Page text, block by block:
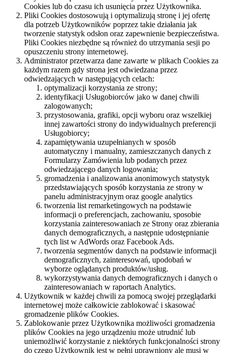
Cookies lub do czasu ich usunięcia przez Użytkownika.
Pliki Cookies dostosowują i optymalizują stronę i jej ofertę
dla potrzeb Użytkowników poprzez takie działania jak
tworzenie statystyk odsłon oraz zapewnienie bezpieczeństwa.
Pliki Cookies niezbędne są również do utrzymania sesji po
opuszczeniu strony internetowej.
Administrator przetwarza dane zawarte w plikach Cookies za
każdym razem gdy strona jest odwiedzana przez
odwiedzających w następujących celach:
optymalizacji korzystania ze strony;
identyfikacji Usługobiorców jako w danej chwili
zalogowanych;
przystosowania, grafiki, opcji wyboru oraz wszelkiej
innej zawartości strony do indywidualnych preferencji
Usługobiorcy;
zapamiętywania uzupełnianych w sposób
automatyczny i manualny, zamieszczanych danych z
Formularzy Zamówienia lub podanych przez
odwiedzającego danych logowania;
gromadzenia i analizowania anonimowych statystyk
przedstawiających sposób korzystania ze strony w
panelu administracyjnym oraz google analytics
tworzenia list remarketingowych na podstawie
informacji o preferencjach, zachowaniu, sposobie
korzystania zainteresowaniach ze Strony oraz zbierania
danych demograficznych, a następnie udostępnianie
tych list w AdWords oraz Facebook Ads.
tworzenia segmentów danych na podstawie informacji
demograficznych, zainteresowań, upodobań w
wyborze oglądanych produktów/usług.
wykorzystywania danych demograficznych i danych o
zainteresowaniach w raportach Analytics.
Użytkownik w każdej chwili za pomocą swojej przeglądarki
internetowej może całkowicie zablokować i skasować
gromadzenie plików Cookies.
Zablokowanie przez Użytkownika możliwości gromadzenia
plików Cookies na jego urządzeniu może utrudnić lub
uniemożliwić korzystanie z niektórych funkcjonalności strony
do czego Użytkownik jest w pełni uprawniony ale musi w